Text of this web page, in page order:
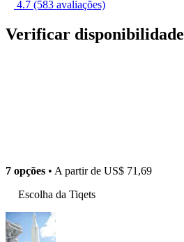
4.7 (583 avaliações)
Verificar disponibilidade
7 opções • A partir de US$ 71,69
Escolha da Tiqets